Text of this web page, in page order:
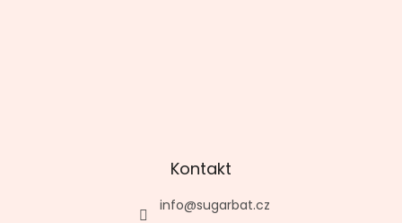
Kontakt
info@sugarbat.cz